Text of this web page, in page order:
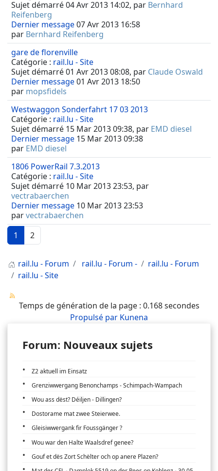
Sujet démarré 04 Avr 2013 14:02, par Bernhard
Reifenberg
Dernier message07 Avr 2013 16:58
par Bernhard Reifenberg
gare de florenville
Catégorie : rail.lu - Site
Sujet démarré 01 Avr 2013 08:08, par Claude Oswald
Dernier message01 Avr 2013 18:50
par mopsfidels
Westwaggon Sonderfahrt 17 03 2013
Catégorie : rail.lu - Site
Sujet démarré 15 Mar 2013 09:38, par EMD diesel
Dernier message 15 Mar 2013 09:38
par EMD diesel
1806 PowerRail 7.3.2013
Catégorie : rail.lu - Site
Sujet démarré 10 Mar 2013 23:53, par
vectrabaerchen
Dernier message 10 Mar 2013 23:53
parvectrabaerchen
1
2
rail.lu - Forum rail.lu - Forum -
rail.lu - Forum
rail.lu - Site
Temps de génération de la page : 0.168 secondes
Propulsé par Kunena
Forum: Nouveaux sujets
Z2 aktuell im Einsatz
Grenziwwergang Benonchamps - Schimpach-Wampach
Wou ass dëst? Déiljen - Dillingen?
Dostorame mat zwee Steierwee.
Gleisiwwergank fir Foussgänger ?
Wou war den Halte Waalsdref genee?
Gouf et dës Zort Schëlter och op anere Plazen?